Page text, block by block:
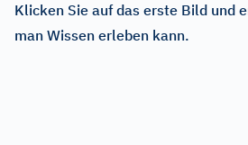
Klicken Sie auf das erste Bild und
man Wissen erleben kann.